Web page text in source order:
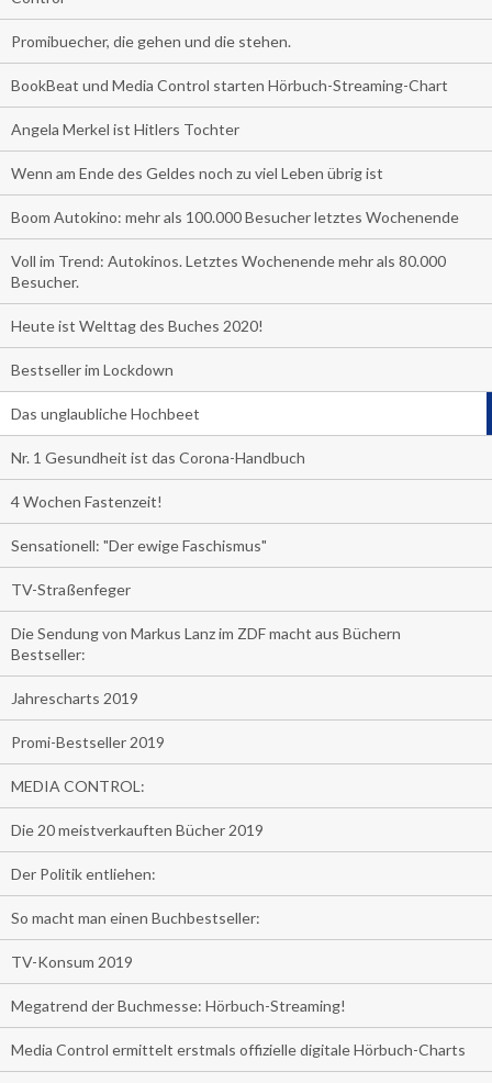
Promibuecher, die gehen und die stehen.
BookBeat und Media Control starten Hörbuch-Streaming-Chart
Angela Merkel ist Hitlers Tochter
Wenn am Ende des Geldes noch zu viel Leben übrig ist
Boom Autokino: mehr als 100.000 Besucher letztes Wochenende
Voll im Trend: Autokinos. Letztes Wochenende mehr als 80.000
Besucher.
Heute ist Welttag des Buches 2020!
Bestseller im Lockdown
Das unglaubliche Hochbeet
Nr. 1 Gesundheit ist das Corona-Handbuch
4 Wochen Fastenzeit!
Sensationell: "Der ewige Faschismus"
TV-Straßenfeger
Die Sendung von Markus Lanz im ZDF macht aus Büchern
Bestseller:
Jahrescharts 2019
Promi-Bestseller 2019
MEDIA CONTROL:
Die 20 meistverkauften Bücher 2019
Der Politik entliehen:
So macht man einen Buchbestseller:
TV-Konsum 2019
Megatrend der Buchmesse: Hörbuch-Streaming!
Media Control ermittelt erstmals offizielle digitale Hörbuch-Charts